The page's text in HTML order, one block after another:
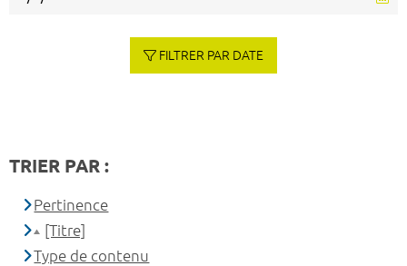
FILTRER PAR DATE
TRIER PAR :
Pertinence
[Titre]
Type de contenu